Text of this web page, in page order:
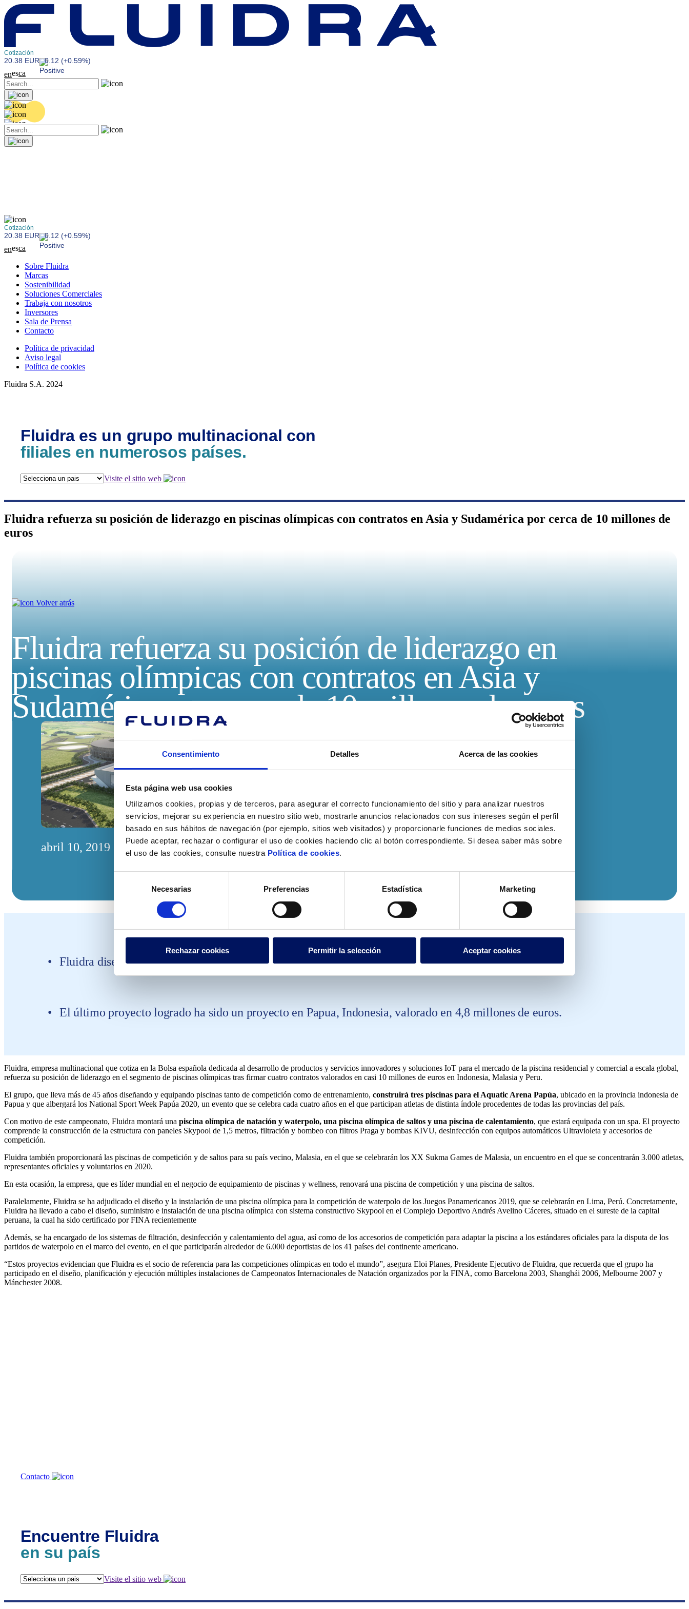
Consentimiento Detalles Acerca de las cookies
Esta página web usa cookies
Utilizamos cookies, propias y de terceros, para asegurar el correcto funcionamiento del sitio y para analizar nuestros
servicios, mejorar su experiencia en nuestro sitio web, mostrarle anuncios relacionados con sus intereses según el perfil
basado en sus hábitos de navegación (por ejemplo, sitios web visitados) y proporcionarle funciones de medios sociales.
Puede aceptar, rechazar o configurar el uso de cookies haciendo clic al botón correspondiente. Si desea saber más sobre
el uso de las cookies, consulte nuestra Política de cookies.
consentimiento
Necesarias Preferencias Estadística Marketing
Rechazar cookies Permitir la selección Aceptar cookies
Cotización
20.38 EUR 0.12 (+0.59%)
enesca
Cotización
20.38 EUR 0.12 (+0.59%)
enesca
Sobre Fluidra
Marcas
Sostenibilidad
Soluciones Comerciales
Trabaja con nosotros
Inversores
Sala de Prensa
Contacto
Política de privacidad
Aviso legal
Política de cookies
Fluidra S.A. 2024
Fluidra es un grupo multinacional con
filiales en numerosos países.
Visite el sitio web
Fluidra refuerza su posición de liderazgo en piscinas olímpicas con contratos en Asia y Sudamérica por cerca de 10 millones de
euros
Volver atrás
Fluidra refuerza su posición de liderazgo en
piscinas olímpicas con contratos en Asia y
Sudamérica por cerca de 10 millones de euros
abril 10, 2019
Fluidra diseñará, instalará, renovará y construirá piscinas para proyectos en Indonesia, Malasia y Perú.
El último proyecto logrado ha sido un proyecto en Papua, Indonesia, valorado en 4,8 millones de euros.
Fluidra, empresa multinacional que cotiza en la Bolsa española dedicada al desarrollo de productos y servicios innovadores y soluciones IoT para el mercado de la piscina residencial y comercial a escala global,
refuerza su posición de liderazgo en el segmento de piscinas olímpicas tras firmar cuatro contratos valorados en casi 10 millones de euros en Indonesia, Malasia y Peru.
El grupo, que lleva más de 45 años diseñando y equipando piscinas tanto de competición como de entrenamiento, construirá tres piscinas para el Aquatic Arena Papúa, ubicado en la provincia indonesia de
Papua y que albergará los National Sport Week Papúa 2020, un evento que se celebra cada cuatro años en el que participan atletas de distinta índole procedentes de todas las provincias del país.
Con motivo de este campeonato, Fluidra montará una piscina olímpica de natación y waterpolo, una piscina olímpica de saltos y una piscina de calentamiento, que estará equipada con un spa. El proyecto
comprende la construcción de la estructura con paneles Skypool de 1,5 metros, filtración y bombeo con filtros Praga y bombas KIVU, desinfección con equipos automáticos Ultravioleta y accesorios de
competición.
Fluidra también proporcionará las piscinas de competición y de saltos para su país vecino, Malasia, en el que se celebrarán los XX Sukma Games de Malasia, un encuentro en el que se concentrarán 3.000 atletas,
representantes oficiales y voluntarios en 2020.
En esta ocasión, la empresa, que es líder mundial en el negocio de equipamiento de piscinas y wellness, renovará una piscina de competición y una piscina de saltos.
Paralelamente, Fluidra se ha adjudicado el diseño y la instalación de una piscina olímpica para la competición de waterpolo de los Juegos Panamericanos 2019, que se celebrarán en Lima, Perú. Concretamente,
Fluidra ha llevado a cabo el diseño, suministro e instalación de una piscina olímpica con sistema constructivo Skypool en el Complejo Deportivo Andrés Avelino Cáceres, situado en el sureste de la capital
peruana, la cual ha sido certificado por FINA recientemente
Además, se ha encargado de los sistemas de filtración, desinfección y calentamiento del agua, así como de los accesorios de competición para adaptar la piscina a los estándares oficiales para la disputa de los
partidos de waterpolo en el marco del evento, en el que participarán alrededor de 6.000 deportistas de los 41 países del continente americano.
“Estos proyectos evidencian que Fluidra es el socio de referencia para las competiciones olímpicas en todo el mundo”, asegura Eloi Planes, Presidente Ejecutivo de Fluidra, que recuerda que el grupo ha
participado en el diseño, planificación y ejecución múltiples instalaciones de Campeonatos Internacionales de Natación organizados por la FINA, como Barcelona 2003, Shanghái 2006, Melbourne 2007 y
Mánchester 2008.
Contacto
Encuentre Fluidra
en su país
Visite el sitio web